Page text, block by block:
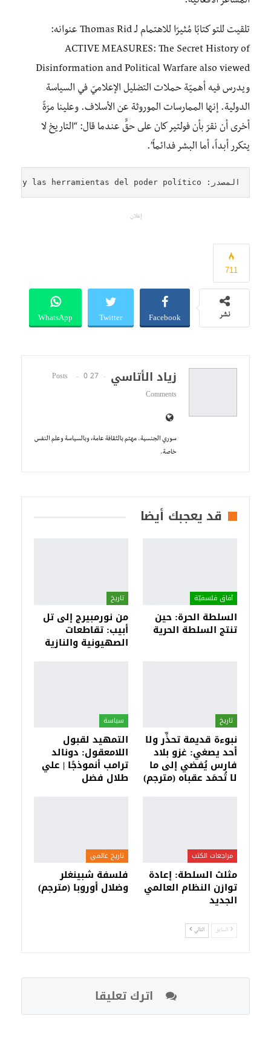
تلقيت للتو كتابًا مُثيرًا للاهتمام لـ Thomas Rid عنوانه:
ACTIVE MEASURES: The Secret History of
Disinformation and Political Warfare also viewed
ويدرس فيه أهميّة حملات التضليل الإعلاميّ في السياسة
الدولية. إنها الممارسات الموروثة عن الأسلاف. وعلينا مرّةً
أخرى أن نقرّ بأن فولتير كان على حقٍّ عندما قال: “التاريخ لا
يتكرر أبداً، أما البشر فدائماً”.
المصدر: y las herramientas del poder político
إعلان
711
نشر Facebook
Twitter
WhatsApp
زياد الأتاسي 27 Posts
0
Comments
سوري الجنسية. مهتم بالثقافة عامة، وبالسياسة وعلم النفس
خاصة.
قد يعجبك أيضا
آفاق فلسفيّة‎
السلطة الحرة: حين
تنتج السلطة الحرية
تاريخ
من نورمبيرج إلى تل
أبيب: تقاطعات
الصهيونية والنازية
تاريخ
نبوءة قديمة تحذِّر ولا
أحد يصغي: غزو بلاد
فارس يُفضي إلى ما
لا تُحمَد عقباه (مترجم)
سياسة
التمهيد لقبول
اللامعقول: دونالد
ترامب أنموذجًا | علي
طلال فضل
مراجعات الكتب
مثلث السلطة: إعادة
توازن النظام العالمي
الجديد
تاريخ عالمي
فلسفة شبينغلر
وضلال أوروبا (مترجم)
السابق التالي
اترك تعليقا